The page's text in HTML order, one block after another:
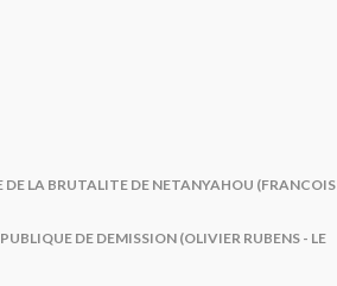
LA BRUTALITE DE NETANYAHOU (FRANCOIS
DE DEMISSION (OLIVIER RUBENS - LE